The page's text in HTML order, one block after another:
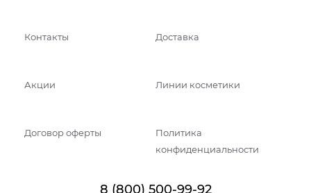
Контакты Доставка
Акции Линии косметики
Договор оферты
Политика
конфиденциальности
8 (800) 500-99-92